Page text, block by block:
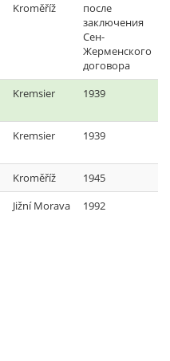
Kroměříž
после
заключения
Сен-
Жерменского
договора
Kremsier 1939
Kremsier 1939
Kroměříž
1945
Jižní Morava 1992